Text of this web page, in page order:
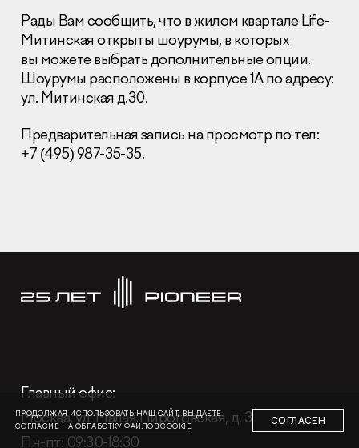
Глaвный oфиc
+7 (495) 502 95 59
© 2001-2026 Компания «Пионер»
Рады Вам сообщить, что в жилом квартале Life-
Митинская открыты шоурумы, в которых
вы можете выбрать дополнительные опции.
Шоурумы расположены в корпусе 1А по адресу:
ул. Митинская д.30.
Предварительная запись на просмотр по тел:
+7 (495) 987-35-35.
Глaвный oфиc:
Москва, ул. Малая Пироговская, д. 3
Пн-пт: 09:30-18:30
ПРОДОЛЖАЯ ИСПОЛЬЗОВАТЬ НАШ САЙТ, ВЫ ДАЕТЕ
СОГЛАСИЕ НА ОБРАБОТКУ ФАЙЛОВ COOKIE
СОГЛАСЕН